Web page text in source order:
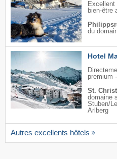
Excellent
bien-être
du
Hotel
premium
St.
domaine
Stuben/​
Arlberg
Autres excellents hôtels